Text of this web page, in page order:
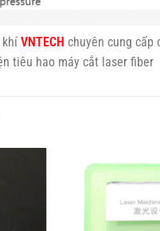
khí VNTECH chuyên cung cấp
tiêu hao máy cắt laser fiber